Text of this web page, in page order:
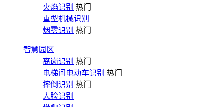
火焰识别 热门
重型机械识别
烟雾识别 热门
智慧园区
离岗识别 热门
电梯间电动车识别 热门
摔倒识别 热门
人脸识别